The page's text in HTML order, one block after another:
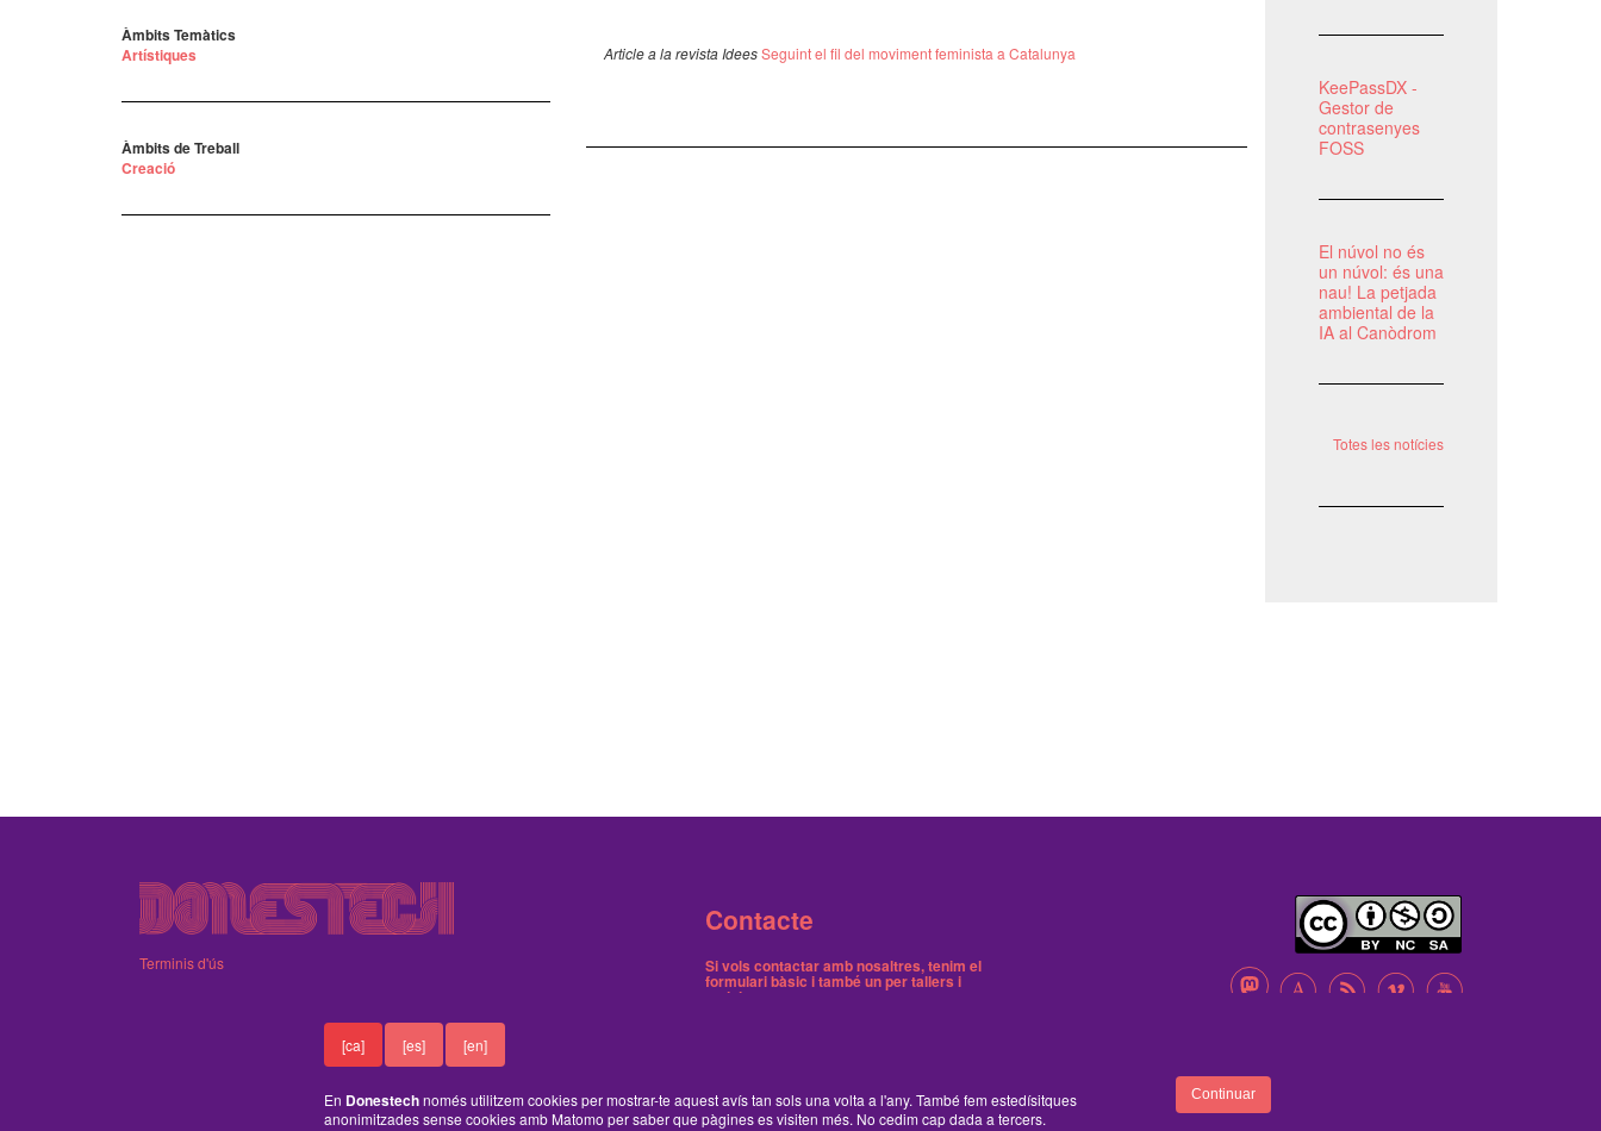
[ca] [es] [en]
En Donestechnomés utilitzem cookies per mostrar-te aquest avís tan sols una volta a l'any. També fem estedísitques
anonimitzades sense cookies amb Matomo per saber que pàgines es visiten més. No cedim cap dada a tercers.
Continuar
Àmbits Temàtics
Artístiques
Àmbits de Treball
Creació
Arti­cle a la revista IdeesSeguint el fil del movi­ment femi­nista a Cata­lu­nya
KeePassDX -
Gestor de
contrasenyes
FOSS
El núvol no és
un núvol: és una
nau! La petjada
ambiental de la
IA al Canòdrom
Totes les notícies
Terminis d'ús
Contacte
Si vols contactar amb nosaltres, tenim el
formulari bàsic i tambéun per tallers i
activitats
Tenim dos butlletins, un trimestral de notícies i
un on avisem dels tallers gratuïts.Ací pots
A B C D